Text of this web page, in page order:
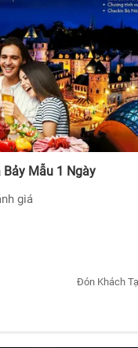
Mẫu 1 Ngày
giá
Đón Khách